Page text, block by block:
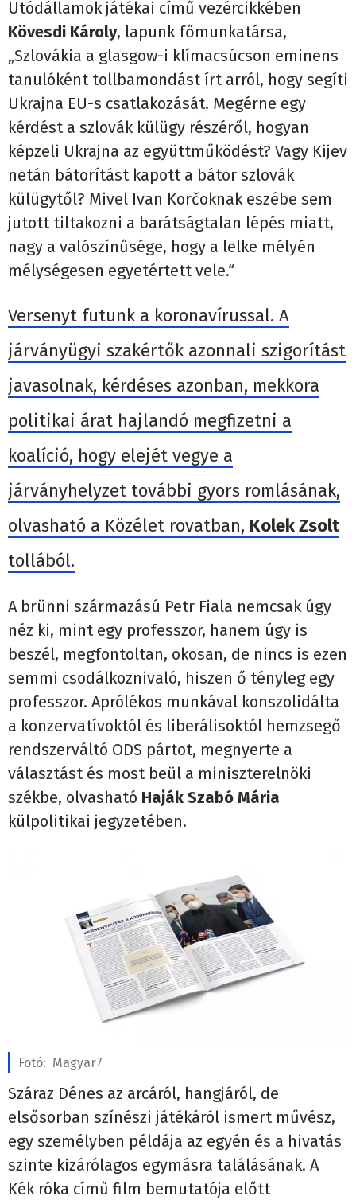
Utódállamok játékai című vezércikkében
Kövesdi Károly, lapunk főmunkatársa,
„Szlovákia a glasgow-i klímacsúcson eminens
tanulóként tollbamondást írt arról, hogy segíti
Ukrajna EU-s csatlakozását. Megérne egy
kérdést a szlovák külügy részéről, hogyan
képzeli Ukrajna az együttműködést? Vagy Kijev
netán bátorítást kapott a bátor szlovák
külügytől? Mivel Ivan Korčoknak eszébe sem
jutott tiltakozni a barátságtalan lépés miatt,
nagy a valószínűsége, hogy a lelke mélyén
mélységesen egyetértett vele.“
Versenyt futunk a koronavírussal. A
járványügyi szakértők azonnali szigorítást
javasolnak, kérdéses azonban, mekkora
politikai árat hajlandó megfizetni a
koalíció, hogy elejét vegye a
járványhelyzet további gyors romlásának,
olvasható a Közélet rovatban, Kolek Zsolt
tollából.
A brünni származású Petr Fiala nemcsak úgy
néz ki, mint egy professzor, hanem úgy is
beszél, megfontoltan, okosan, de nincs is ezen
semmi csodálkoznivaló, hiszen ő tényleg egy
professzor. Aprólékos munkával konszolidálta
a konzervatívoktól és liberálisoktól hemzsegő
rendszerváltó ODS pártot, megnyerte a
választást és most beül a miniszterelnöki
székbe, olvasható Haják Szabó Mária
külpolitikai jegyzetében.
Fotó: Magyar7
Száraz Dénes az arcáról, hangjáról, de
elsősorban színészi játékáról ismert művész,
egy személyben példája az egyén és a hivatás
szinte kizárólagos egymásra találásának. A
Kék róka című film bemutatója előtt